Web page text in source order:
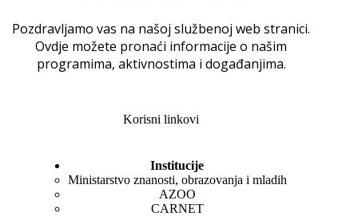
Pozdravljamo vas na našoj službenoj web stranici.
Ovdje možete pronaći informacije o našim
programima, aktivnostima i događanjima.
Korisni linkovi
Institucije
Ministarstvo znanosti, obrazovanja i mladih
AZOO
CARNET